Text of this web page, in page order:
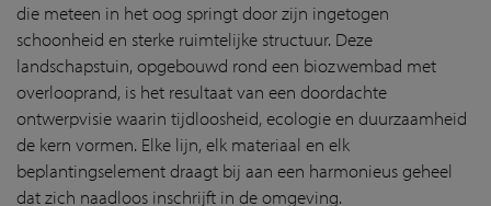
die meteen in het oog springt door zijn ingetogen
schoonheid en sterke ruimtelijke structuur. Deze
landschapstuin, opgebouwd rond een biozwembad met
overlooprand, is het resultaat van een doordachte
ontwerpvisie waarin tijdloosheid, ecologie en duurzaamheid
de kern vormen. Elke lijn, elk materiaal en elk
beplantingselement draagt bij aan een harmonieus geheel
dat zich naadloos inschrijft in de omgeving.